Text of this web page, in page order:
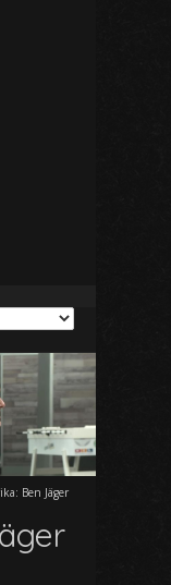
Ben Jäger